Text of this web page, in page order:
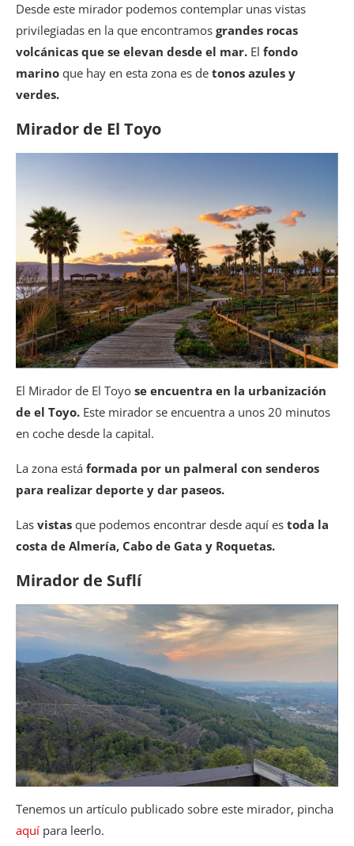
Desde este mirador podemos contemplar unas vistas
privilegiadas en la que encontramos grandes rocas
volcánicas que se elevan desde el mar. El fondo
marino que hay en esta zona es de tonos azules y
verdes.
Mirador de El Toyo
El Mirador de El Toyo se encuentra en la urbanización
de el Toyo. Este mirador se encuentra a unos 20 minutos
en coche desde la capital.
La zona está formada por un palmeral con senderos
para realizar deporte y dar paseos.
Las vistas que podemos encontrar desde aquí es toda la
costa de Almería, Cabo de Gata y Roquetas.
Mirador de Suflí
Tenemos un artículo publicado sobre este mirador, pincha
aquí para leerlo.